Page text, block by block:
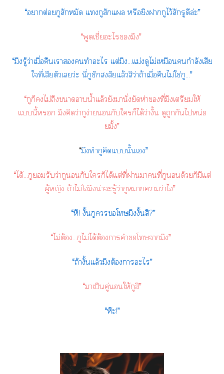
“าต่อยกูสักหมัด แกูสักแ หรือยิงากูไว้สักรูดีล่ะ”
“พูดเชี่ะไมึง”
“มึงรู้ว่าเมื่อคืนเาทำะไ แต่มึง...แม่งดูไม่เหมือนกำลังเสีย
ใที่เสียตัวเว่ะ นี่กูชักสงสัยแล้วสิว่าถ้าเมื่อคืนไม่ใช่กู...”
“กูก็ไม่ถึงาาน้ำแล้วยังมานั่งยัดห่าที่มึงเตรียมให้
แนี้ มึงคิดว่ากูง่ายกับใก็ได้ว่างั้น ดูถูกกันไหน่อ
ยมั้ง”
“มึงทำกูคิดแนั้นเ”
“ได้...กูรับว่ากูนอนกับใก็ได้แต่ที่ผ่านาคนที่กูนอนด้วยก็มีแต่
ผู้หญิง ถ้าไม่โง่มึงน่าะรู้ว่ากูหมายความว่าไ”
“หึ! งั้นกูโมึงงั้นสิ?”
“ไม่ต้อง...กูไม่ได้ต้องาคำโามึง”
“ถ้างั้นแล้วมึงต้องาะไ”
“าเป็นคู่ให้กูสิ”
“ห๊ะ!”